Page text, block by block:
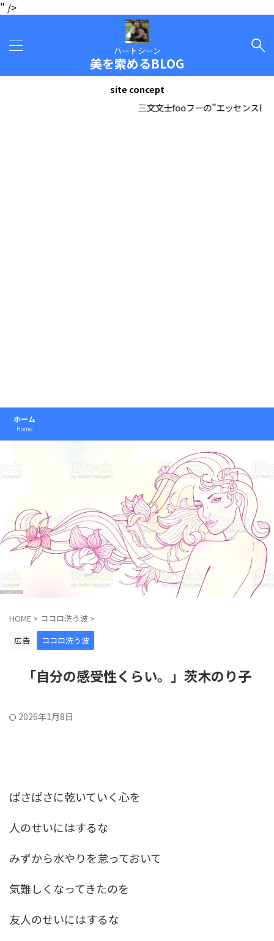
" />
ハートシーン
美を索めるBLOG
site concept
三文文士fooフーの”エッセンス
ホーム
Home
HOME > ココロ洗う波 >
広告
ココロ洗う波
「自分の感受性くらい。」茨木のり子
2026年1月8日
ぱさぱさに乾いていく心を
人のせいにはするな
みずから水やりを怠っておいて
気難しくなってきたのを
友人のせいにはするな